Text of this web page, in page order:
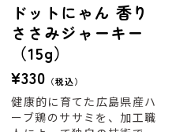
ドットにゃん 香り
ささみジャーキー
（15g）
¥330 税込
健康的に育てた広島県産ハ
ーブ鶏のササミを、加工職